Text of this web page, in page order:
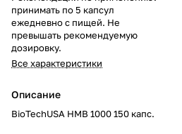
принимать по 5 капсул
ежедневно с пищей. Не
превышать рекомендуемую
дозировку.
Все характеристики
Описание
BioTechUSA HMB 1000 150 капс.